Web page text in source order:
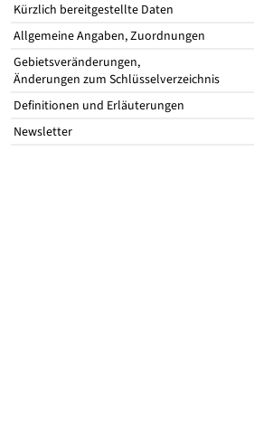
Kürzlich bereitgestellte Daten
Allgemeine Angaben, Zuordnungen
Gebietsveränderungen,
Änderungen zum Schlüsselverzeichnis
Definitionen und Erläuterungen
Newsletter